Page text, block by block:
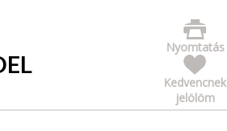
Nyomtatás
Kedvencnek
jelölöm